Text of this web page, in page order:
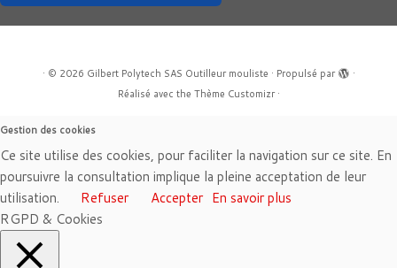
· © 2026 Gilbert Polytech SAS Outilleur mouliste · Propulsé par
·
Réalisé avec the Thème Customizr·
Gestion des cookies
Ce site utilise des cookies, pour faciliter la navigation sur ce site. En
poursuivre la consultation implique la pleine acceptation de leur
utilisation.
Refuser Accepter En savoir plus
RGPD & Cookies